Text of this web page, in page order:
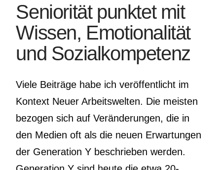
Seniorität punktet mit
Wissen, Emotionalität
und Sozialkompetenz
Viele Beiträge habe ich veröffentlicht im
Kontext Neuer Arbeitswelten. Die meisten
bezogen sich auf Veränderungen, die in
den Medien oft als die neuen Erwartungen
der Generation Y beschrieben werden.